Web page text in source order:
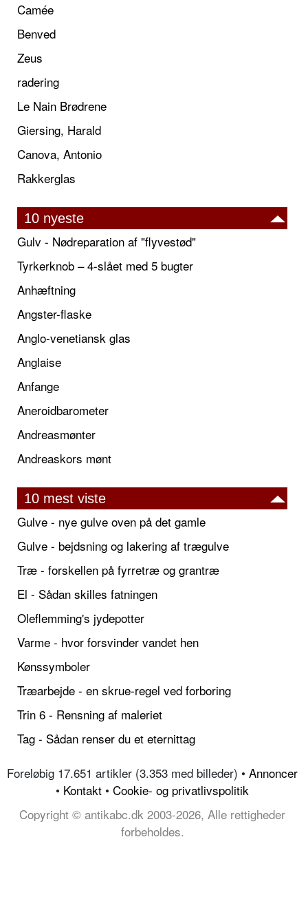
Camée
Benved
Zeus
radering
Le Nain Brødrene
Giersing, Harald
Canova, Antonio
Rakkerglas
10 nyeste
Gulv - Nødreparation af "flyvestød"
Tyrkerknob – 4-slået med 5 bugter
Anhæftning
Angster-flaske
Anglo-venetiansk glas
Anglaise
Anfange
Aneroidbarometer
Andreasmønter
Andreaskors mønt
10 mest viste
Gulve - nye gulve oven på det gamle
Gulve - bejdsning og lakering af trægulve
Træ - forskellen på fyrretræ og grantræ
El - Sådan skilles fatningen
Oleflemming's jydepotter
Varme - hvor forsvinder vandet hen
Kønssymboler
Træarbejde - en skrue-regel ved forboring
Trin 6 - Rensning af maleriet
Tag - Sådan renser du et eternittag
Foreløbig 17.651 artikler (3.353 med billeder) • Annoncer
• Kontakt • Cookie- og privatlivspolitik
Copyright © antikabc.dk 2003-2026, Alle rettigheder
forbeholdes.